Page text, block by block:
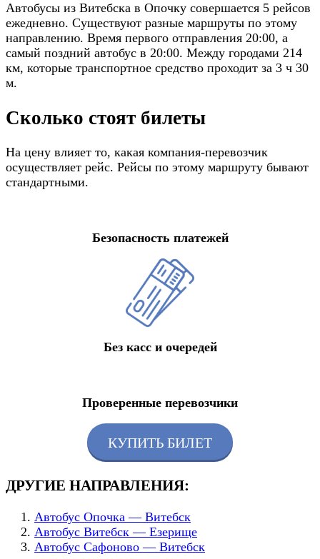
Автобусы из Витебска в Опочку совершается 5 рейсов
ежедневно. Существуют разные маршруты по этому
направлению. Время первого отправления 20:00, а
самый поздний автобус в 20:00. Между городами 214
км, которые транспортное средство проходит за 3 ч 30
м.
Сколько стоят билеты
На цену влияет то, какая компания-перевозчик
осуществляет рейс. Рейсы по этому маршруту бывают
стандартными.
Безопасность платежей
Без касс и очередей
Проверенные перевозчики
КУПИТЬ БИЛЕТ
ДРУГИЕ НАПРАВЛЕНИЯ:
Автобус Опочка — Витебск
Автобус Витебск — Езерище
Автобус Сафоново — Витебск